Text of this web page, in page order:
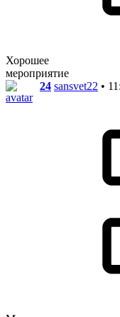
Хорошее
мероприятие
24 sansvet22 •